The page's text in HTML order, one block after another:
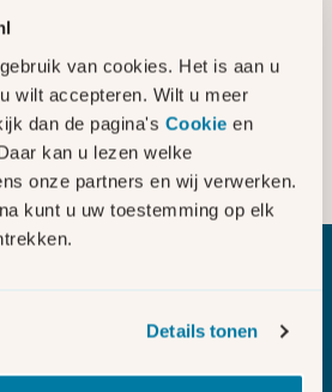
van cookies. Het is aan u
wilt accepteren. Wilt u meer
dan de pagina's Cookie en
kan u lezen welke
onze partners en wij verwerken.
kunt u uw toestemming op elk
Details tonen
van een storing via
Sluit
storingen Sluit
van
voor het leveren
of dienst?
Sluit